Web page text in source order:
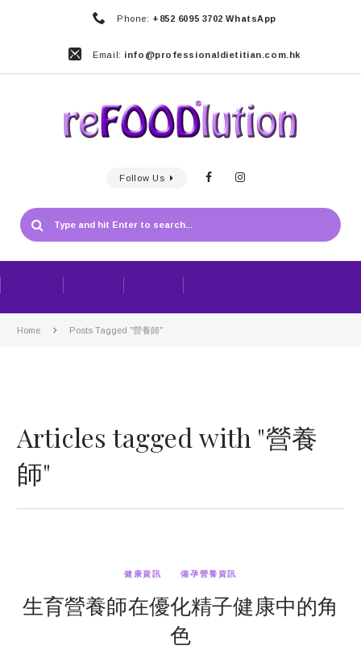
Phone: +852 6095 3702 WhatsApp
Email: info@professionaldietitian.com.hk
Follow Us
Home Posts Tagged "營養師"
Articles tagged with "營養
師"
健康資訊 備孕營養資訊
生育營養師在優化精子健康中的角
色